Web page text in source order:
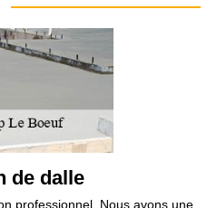
de dalle
professionnel. Nous avons une